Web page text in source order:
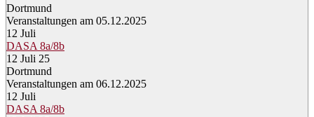
Dortmund
Veranstaltungen am 05.12.2025
12 Juli
DASA 8a/8b
12 Juli 25
Dortmund
Veranstaltungen am 06.12.2025
12 Juli
DASA 8a/8b